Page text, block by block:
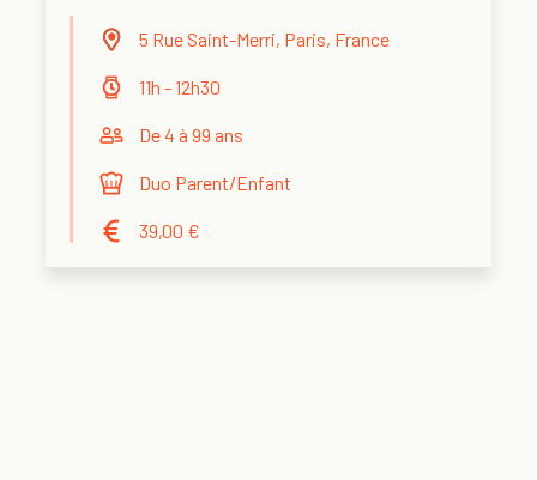
5 Rue Saint-Merri, Paris, France
11h - 12h30
De 4 à 99 ans
Duo Parent/Enfant
39,00 €